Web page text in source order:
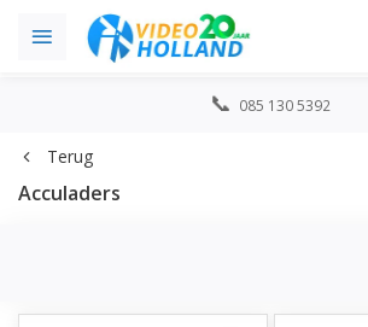
085 130 5392
Terug
Acculaders